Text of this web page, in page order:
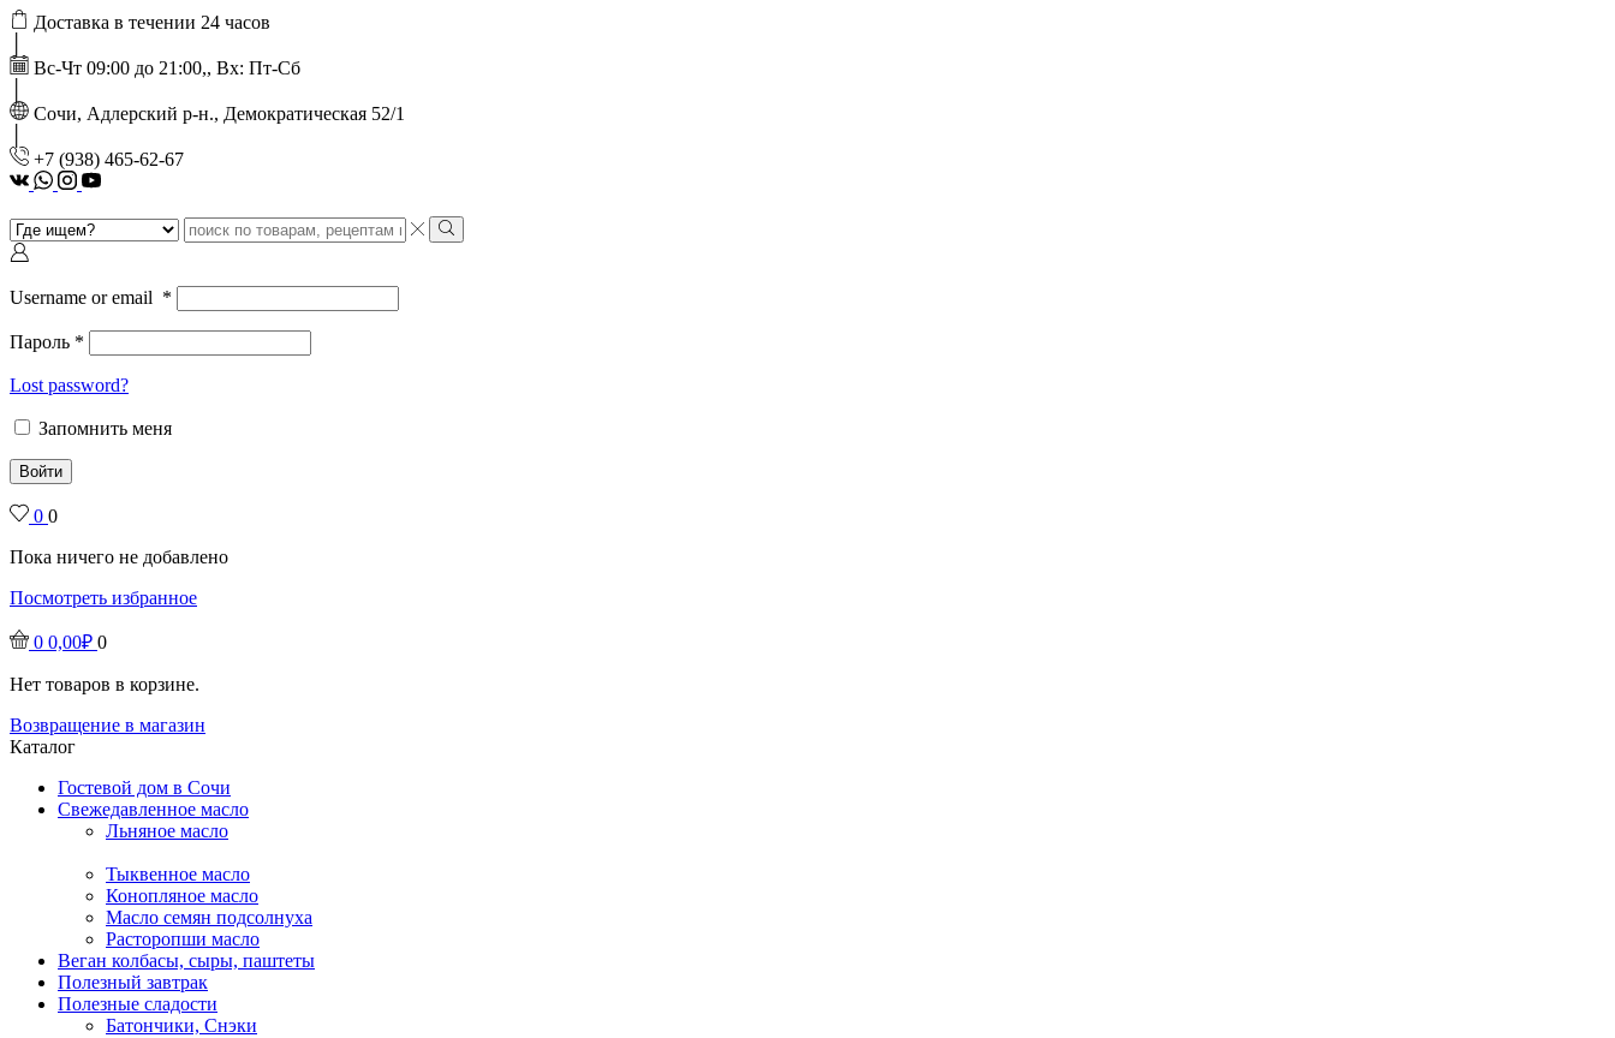
Доставка в течении 24 часов
Вс-Чт 09:00 до 21:00,, Вх: Пт-Сб
Сочи, Адлерский р-н., Демократическая 52/1
‭+7 (938) 465-62-67‬
vk Whatsapp
Instagram
Youtube
Search
input
Search
Username or email *
Пароль *
Lost password?
Запомнить меня
Войти
0 0
Пока ничего не добавлено
Посмотреть избранное
0 0,00₽ 0
Нет товаров в корзине.
Возвращение в магазин
Каталог
Гостевой дом в Сочи
Свежедавленное масло
Льняное масло
Тыквенное масло
Конопляное масло
Масло семян подсолнуха
Расторопши масло
Веган колбасы, сыры, паштеты
Полезный завтрак
Полезные сладости
Батончики, Снэки